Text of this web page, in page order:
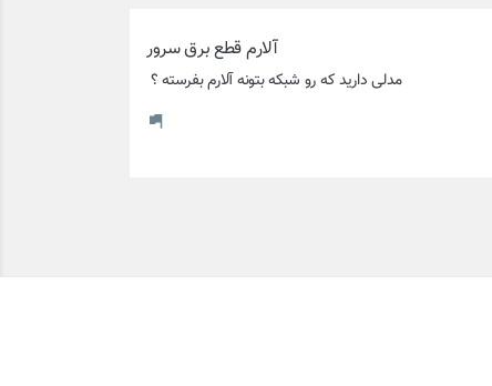
آلارم قطع برق سرور
مدلی دارید که رو شبکه بتونه آلارم بفرسته ؟